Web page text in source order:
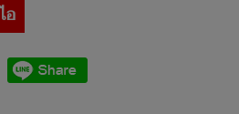
อ